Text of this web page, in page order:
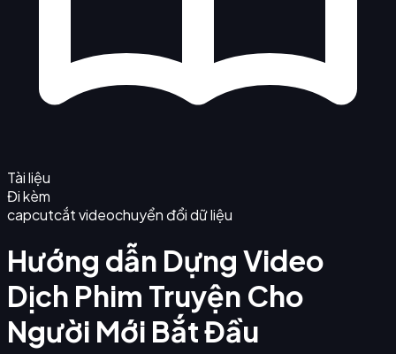
Tài liệu
Đi kèm
capcutcắt videochuyển đổi dữ liệu
Hướng dẫn Dựng Video
Dịch Phim Truyện Cho
Người Mới Bắt Đầu